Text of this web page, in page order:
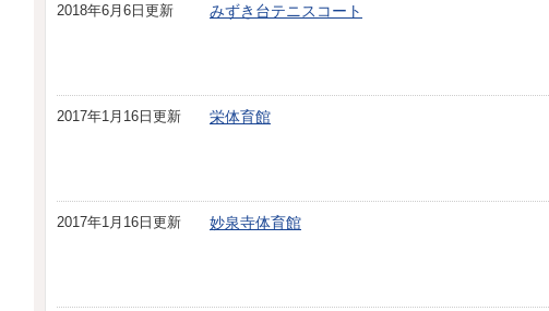
2018年6月6日更新 みずき台テニスコート
2017年1月16日更新 栄体育館
2017年1月16日更新 妙泉寺体育館